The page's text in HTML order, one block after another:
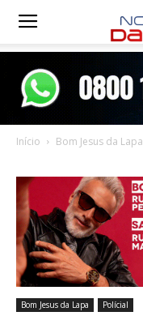
Notícias
Início Bom Jesus da Lapa
Bom Jesus da Lapa Polícial